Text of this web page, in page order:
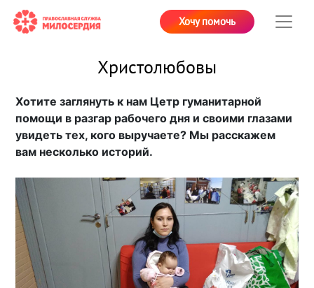
Хочу помочь
Христолюбовы
Хотите заглянуть к нам Цетр гуманитарной
помощи в разгар рабочего дня и своими глазами
увидеть тех, кого выручаете? Мы расскажем
вам несколько историй.